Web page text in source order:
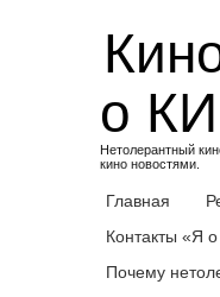
о
Нетолерантный
кино новостями.
Главная
Контакты «Я
Почему